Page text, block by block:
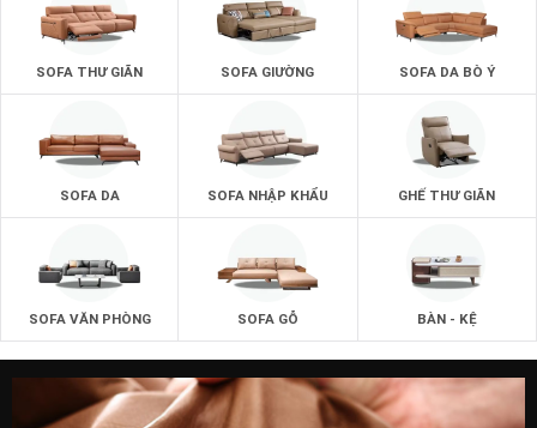
chọn.
Với hệ thống máy móc hiện đại nhất là với những phương
pháp làm bàn trà tiên tiến nhất.
Đội ngũ nhân công đông đảo với kĩ năng cao do chính
zSofa đào tạo về kĩ năng.
SOFA THƯ GIÃN SOFA GIƯỜNG SOFA DA BÒ Ý
SOFA DA SOFA NHẬP KHẨU GHẾ THƯ GIÃN
SOFA VĂN PHÒNG SOFA GỖ BÀN - KỆ